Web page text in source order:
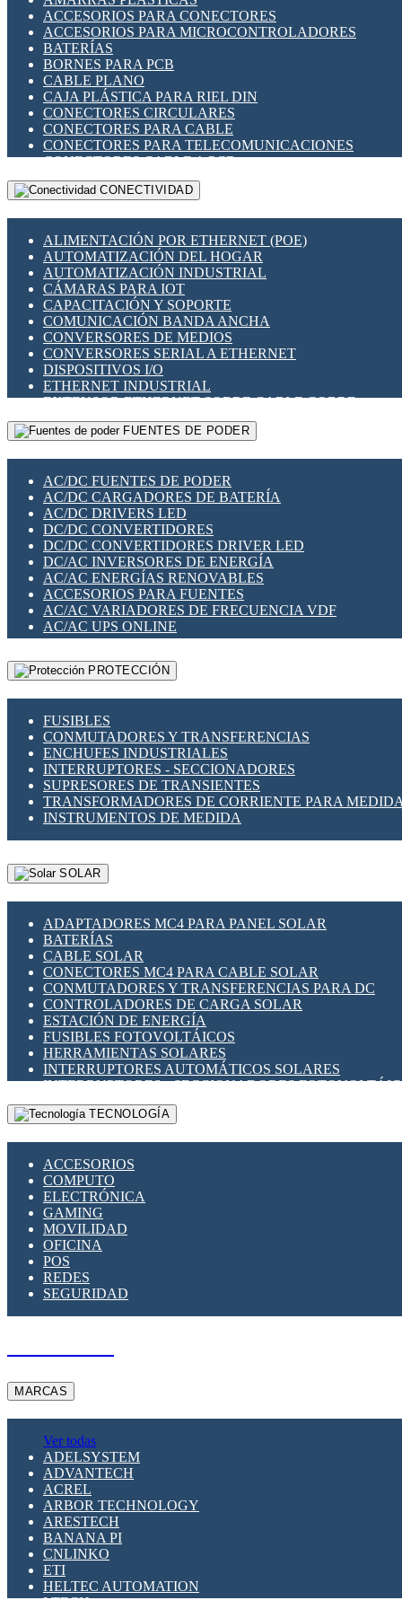
INDICADORES PARA PANEL
INTERFACES DE RELÉ
INTERRUPTORES FIN DE CARRERA
LLAVES CONMUTADORAS
MEDIDORES DE ENERGÍA Y TC'S DE CORRIENTE
MOTORES PASO A PASO
PANTALLAS HMI
PLC -CONTROLADORES LÓGICO PROGRAMABLES
PROGRAMADORES DE HORARIO
RELÉS DE PROTECCIÓN
SENSORES CAPACITIVOS
SENSORES INDUCTIVOS
TEMPORIZADORES
VARIACS
VARIADORES DE FRECUENCIA [VDF]
SECCIONADORES - INTERRUPTORES
MAQUINARIA
ACCESORIOS PARA CONECTORES
ACCESORIOS PARA MICROCONTROLADORES
BATERÍAS
BORNES PARA PCB
CABLE PLANO
CAJA PLÁSTICA PARA RIEL DIN
CONECTORES CIRCULARES
CONECTORES PARA CABLE
CONECTORES PARA TELECOMUNICACIONES
CONECTORES CABLE A PCB
CONECTORES PCB A CABLE
DIP SWITCHES
HERRAMIENTAS VARIAS
ILUMINACIÓN LED
INTERRUPTORES REED
INTERFACES DE RELÉ
OTROS RELÉS
PROTECCIÓN TÉRMICA
RELÉS AUTOMOTRICES
RELÉS DE SEÑAL
RELÉS DE ESTADO SÓLIDO SSR
RELÉS INDUSTRIALES
RELÉS MINIATURA DE POTENCIA
SENSORES MAGNÉTICOS
SWITCH Y MICROSWITCH
TARJETAS PI
UNIÓN Y DERIVACIÓN DE CABLE
CONECTIVIDAD
ALIMENTACIÓN POR ETHERNET (POE)
AUTOMATIZACIÓN DEL HOGAR
AUTOMATIZACIÓN INDUSTRIAL
CÁMARAS PARA IOT
CAPACITACIÓN Y SOPORTE
COMUNICACIÓN BANDA ANCHA
CONVERSORES DE MEDIOS
CONVERSORES SERIAL A ETHERNET
DISPOSITIVOS I/O
ETHERNET INDUSTRIAL
EXTENSOR ETHERNET SOBRE CABLE COBRE
GATEWAY LORAWAN
GESTIÓN DE REDES
PLACAS MODULARES IOT
SWITCHES Y REDES WIFI
SOLUCIONES IOT
SOLUCIONES LORAWAN
SOLUCIONES RED CELULAR
SEGURIDAD PARA REDES
SWITCHES LAN
TELEFONÍA IP (VOIP)
VIGILANCIA IP (CCTV)
MESHTASTIC
FUENTES DE PODER
AC/DC FUENTES DE PODER
AC/DC CARGADORES DE BATERÍA
AC/DC DRIVERS LED
DC/DC CONVERTIDORES
DC/DC CONVERTIDORES DRIVER LED
DC/AC INVERSORES DE ENERGÍA
AC/AC ENERGÍAS RENOVABLES
ACCESORIOS PARA FUENTES
AC/AC VARIADORES DE FRECUENCIA VDF
AC/AC UPS ONLINE
PROTECCIÓN
FUSIBLES
CONMUTADORES Y TRANSFERENCIAS
ENCHUFES INDUSTRIALES
INTERRUPTORES - SECCIONADORES
SUPRESORES DE TRANSIENTES
TRANSFORMADORES DE CORRIENTE PARA
INSTRUMENTOS DE MEDIDA
SOLAR
ADAPTADORES MC4 PARA PANEL SOLAR
BATERÍAS
CABLE SOLAR
CONECTORES MC4 PARA CABLE SOLAR
CONMUTADORES Y TRANSFERENCIAS PARA DC
CONTROLADORES DE CARGA SOLAR
ESTACIÓN DE ENERGÍA
FUSIBLES FOTOVOLTÁICOS
HERRAMIENTAS SOLARES
INTERRUPTORES AUTOMÁTICOS SOLARES
INTERRUPTORES - SECCIONADORES
MONTAJE PANEL SOLAR
PORTA FUSIBLES Y SECCIONADORES
TECNOLOGÍA
ACCESORIOS
COMPUTO
ELECTRÓNICA
GAMING
MOVILIDAD
OFICINA
POS
REDES
SEGURIDAD
MARCAS
Ver todas
ADELSYSTEM
ADVANTECH
ACREL
ARBOR TECHNOLOGY
ARESTECH
BANANA PI
CNLINKO
ETI
HELTEC AUTOMATION
LTECH